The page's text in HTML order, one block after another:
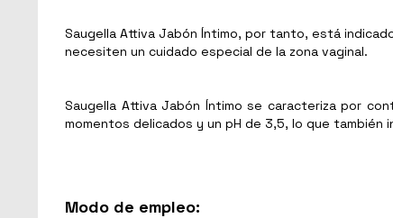
Saugella Attiva Jabón Íntimo, por tanto, está
necesiten un cuidado especial de la zona vaginal.
Saugella Attiva Jabón Íntimo se caracteriza por
momentos delicados y un pH de 3,5, lo que
Modo de empleo: